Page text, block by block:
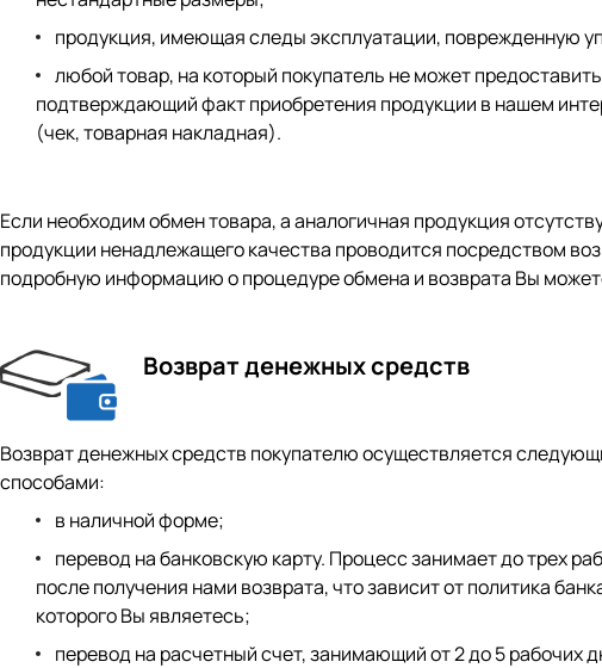
продукция, имеющая следы эксплуатации, поврежденную
любой товар, на который покупатель не может
подтверждающий факт приобретения продукции в нашем
(чек, товарная накладная).
Если необходим обмен товара, а аналогичная продукция
продукции ненадлежащего качества проводится посредством
подробную информацию о процедуре обмена и возврата Вы
Возврат денежных средств
Возврат денежных средств покупателю осуществляется
способами:
в наличной форме;
перевод на банковскую карту. Процесс занимает до трех
после получения нами возврата, что зависит от политика
которого Вы являетесь;
перевод на расчетный счет, занимающий от 2 до 5 рабочих